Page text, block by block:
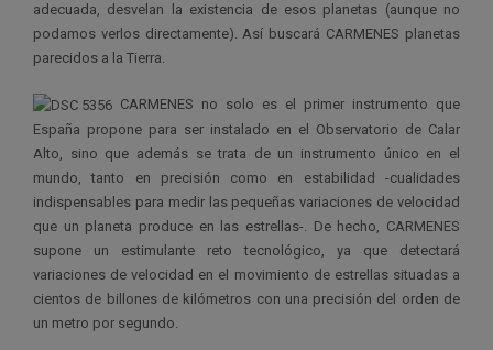
adecuada, desvelan la existencia de esos planetas (aunque no
podamos verlos directamente). Así buscará CARMENES planetas
parecidos a la Tierra.
CARMENES no solo es el primer instrumento que
España propone para ser instalado en el Observatorio de Calar
Alto, sino que además se trata de un instrumento único en el
mundo, tanto en precisión como en estabilidad -cualidades
indispensables para medir las pequeñas variaciones de velocidad
que un planeta produce en las estrellas-. De hecho, CARMENES
supone un estimulante reto tecnológico, ya que detectará
variaciones de velocidad en el movimiento de estrellas situadas a
cientos de billones de kilómetros con una precisión del orden de
un metro por segundo.